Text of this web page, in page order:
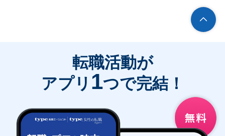
転職活動が
アプリ 1つで完結！